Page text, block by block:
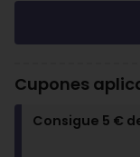
Cupones
Consigue 5 €